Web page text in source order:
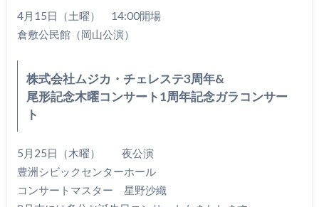
4月15日（土曜） 14:00開場
倉敷公民館（岡山公演）
株式会社ムジカ・チェレステ3周年&
尾形記念木曜コンサート1周年記念ガラコンサー
ト
5月25日（木曜） 夜公演
豊洲シビックセンターホール
コンサートマスター 星野沙織